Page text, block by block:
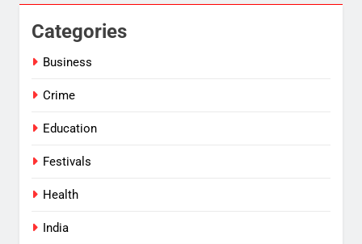
Categories
Business
Crime
Education
Festivals
Health
India